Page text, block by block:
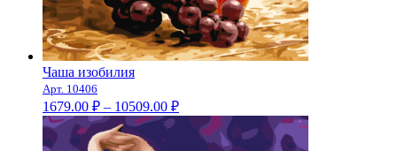
Чаша изобилия
Арт. 10406
1679.00 ₽ – 10509.00 ₽Диапазон
цен:
1679.00 ₽